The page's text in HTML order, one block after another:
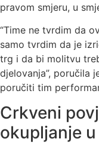
pravom smjeru, u
“Time ne tvrdim da
samo tvrdim da je
trg i da bi molitvu
djelovanja”, poručila
poručiti tim
Crkveni
okupljanje